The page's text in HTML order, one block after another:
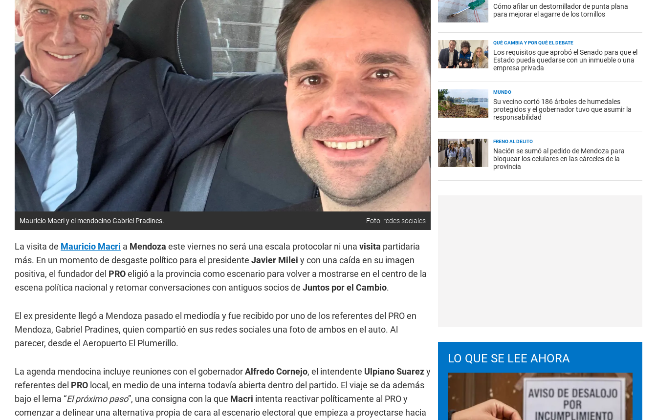
Mauricio Macri y el mendocino Gabriel Pradines. Foto: redes sociales
La visita de Mauricio Macri a Mendoza este viernes no será una escala protocolar ni una visita partidaria
más. En un momento de desgaste político para el presidente Javier Milei y con una caída en su imagen
positiva, el fundador del PROeligió a la provincia como escenario para volver a mostrarse en el centro de la
escena política nacional y retomar conversaciones con antiguos socios de Juntos por el Cambio.
El ex presidente llegó a Mendoza pasado el mediodía y fue recibido por uno de los referentes del PRO en
Mendoza, Gabriel Pradines, quien compartió en sus redes sociales una foto de ambos en el auto. Al
parecer, desde el Aeropuerto El Plumerillo.
La agenda mendocina incluye reuniones con el gobernadorAlfredo Cornejo, el intendente Ulpiano Suarezy
referentes del PRO local, en medio de una interna todavía abierta dentro del partido. El viaje se da además
bajo el lema “El próximo paso”, una consigna con la que Macri intenta reactivar políticamente al PRO y
comenzar a delinear una alternativa propia de cara al escenario electoral que empieza a proyectarse hacia
Cómo afilar un destornillador de punta plana
para mejorar el agarre de los tornillos
QUÉ CAMBIA Y POR QUÉ EL DEBATE
Los requisitos que aprobó el Senado para que el
Estado pueda quedarse con un inmueble o una
empresa privada
MUNDO
Su vecino cortó 186 árboles de humedales
protegidos y el gobernador tuvo que asumir la
responsabilidad
FRENO AL DELITO
Nación se sumó al pedido de Mendoza para
bloquear los celulares en las cárceles de la
provincia
LO QUE SE LEE AHORA